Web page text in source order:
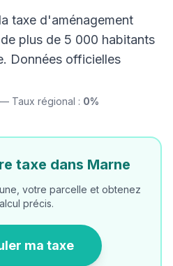
taxe d'aménagement
plus de 5 000 habitants
Données officielles
— Taux régional : 0%
taxe dans Marne
votre parcelle et obtenez
précis.
ma taxe